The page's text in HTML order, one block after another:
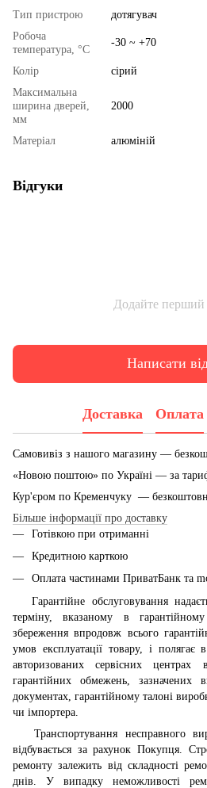
Тип пристрою
дотягувач
Робоча
температура, °C
-30 ~ +70
Колір
сірий
Максимальна
ширина дверей,
мм
2000
Матеріал алюміній
Відгуки
Додайте перший
Написати
Доставка Оплата
Самовивіз з нашого магазину —
«Новою поштою» по Україні — за
Кур'єром по Кременчуку —
Більше інформації про доставку
Готівкою при отриманні
Кредитною карткою
Оплата частинами ПриватБанк та
Гарантійне обслуговування
терміну, вказаному в
збереження впродовж всього
умов експлуатації товару, і
авторизованих сервісних центрах
гарантійних обмежень, зазначених
документах, гарантійному талоні
чи імпортера.
Транспортування несправного
відбувається за рахунок Покупця.
ремонту залежить від складності
днів. У випадку неможливості